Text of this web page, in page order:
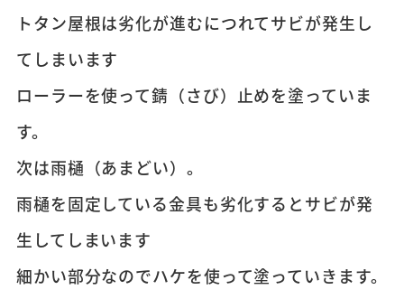
トタン屋根は劣化が進むにつれてサビが発生し
てしまいます
ローラーを使って錆（さび）止めを塗っていま
す。
次は雨樋（あまどい）。
雨樋を固定している金具も劣化するとサビが発
生してしまいます
細かい部分なのでハケを使って塗っていきます。